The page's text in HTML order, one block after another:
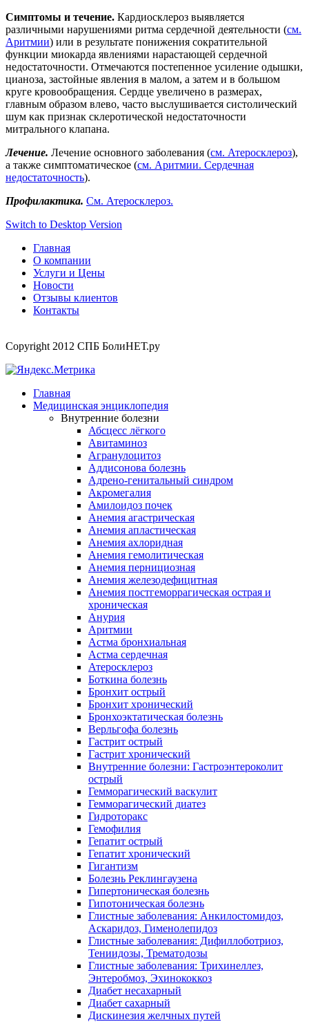
Симптомы и течение. Кардиосклероз выявляется
различными нарушениями ритма сердечной деятельности (см.
Аритмии) или в результате понижения сократительной
функции миокарда явлениями нарастающей сердечной
недостаточности. Отмечаются постепенное усиление одышки,
цианоза, застойные явления в малом, а затем и в большом
круге кровообращения. Сердце увеличено в размерах,
главным образом влево, часто выслушивается систолический
шум как признак склеротической недостаточности
митрального клапана.
Лечение. Лечение основного заболевания (см. Атеросклероз),
а также симптоматическое (см. Аритмии. Сердечная
недостаточность).
Профилактика. См. Атеросклероз.
Switch to Desktop Version
Главная
О компании
Услуги и Цены
Новости
Отзывы клиентов
Контакты
Copyright 2012 СПБ БолиНЕТ.ру
Главная
Медицинская энциклопедия
Внутренние болезни
Абсцесс лёгкого
Авитаминоз
Агранулоцитоз
Аддисонова болезнь
Адрено-генитальный синдром
Акромегалия
Амилоидоз почек
Анемия агастрическая
Анемия апластическая
Анемия ахлоридная
Анемия гемолитическая
Анемия пернициозная
Анемия железодефицитная
Анемия постгеморрагическая острая и
хроническая
Анурия
Аритмии
Астма бронхиальная
Астма сердечная
Атеросклероз
Боткина болезнь
Бронхит острый
Бронхит хронический
Бронхоэктатическая болезнь
Верльгофа болезнь
Гастрит острый
Гастрит хронический
Внутренние болезни: Гастроэнтероколит
острый
Гемморагический васкулит
Гемморагический диатез
Гидроторакс
Гемофилия
Гепатит острый
Гепатит хронический
Гигантизм
Болезнь Реклингаузена
Гипертоническая болезнь
Гипотоническая болезнь
Глистные заболевания: Анкилостомидоз,
Аскаридоз, Гименолепидоз
Глистные заболевания: Дифиллоботриоз,
Тениидозы, Трематодозы
Глистные заболевания: Трихинеллез,
Энтеробмоз, Эхинококкоз
Диабет несахарный
Диабет сахарный
Дискинезия желчных путей